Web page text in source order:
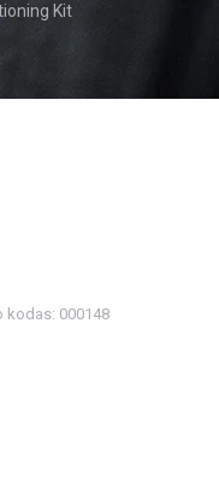
Kit
kodas: 000148